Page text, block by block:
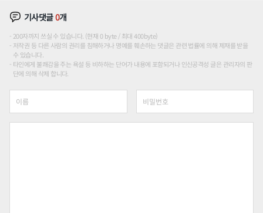
기사댓글0개
200자까지 쓰실 수 있습니다. (현재 0 byte / 최대 400byte)
저작권 등 다른 사람의 권리를 침해하거나 명예를 훼손하는 댓글은 관련 법률에 의해 제재를 받을
수 있습니다.
타인에게 불쾌감을 주는 욕설 등 비하하는 단어가 내용에 포함되거나 인신공격성 글은 관리자의 판
단에 의해 삭제 합니다.